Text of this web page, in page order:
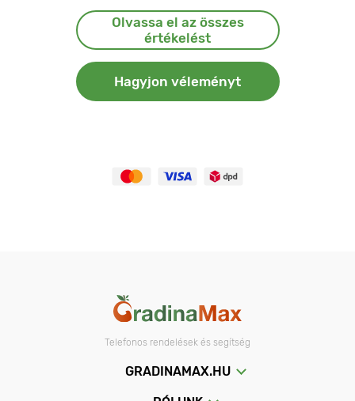
Olvassa el az összes
értékelést
Hagyjon véleményt
Telefonos rendelések és segítség
GRADINAMAX.HU